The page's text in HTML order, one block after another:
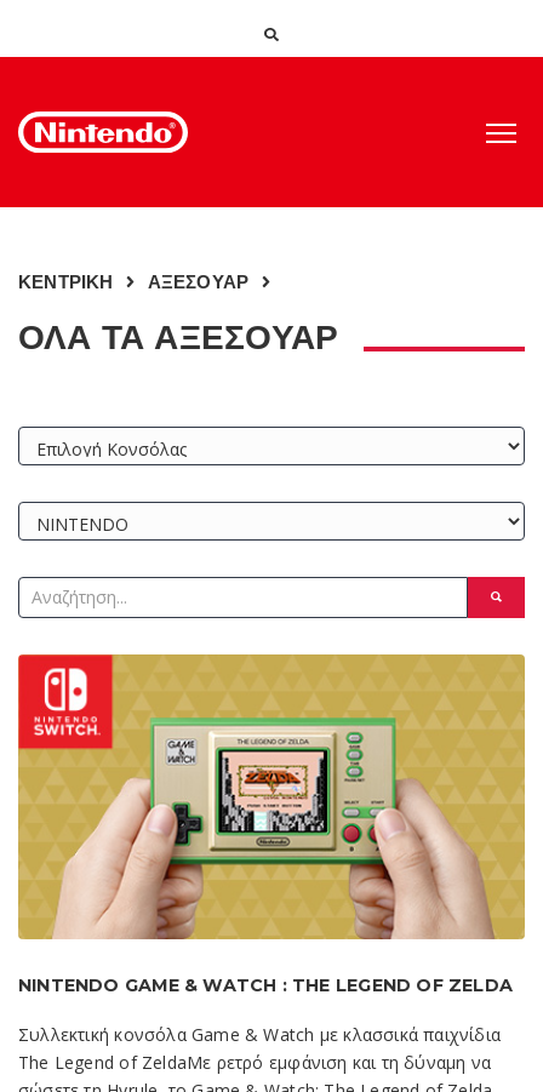
ΚΕΝΤΡΙΚΗ ΑΞΕΣΟΥΑΡ
ΟΛΑ ΤΑ ΑΞΕΣΟΥΑΡ
NINTENDO GAME & WATCH : THE LEGEND OF ZELDA
Συλλεκτική κονσόλα Game & Watch με κλασσικά παιχνίδια
The Legend of ZeldaΜε ρετρό εμφάνιση και τη δύναμη να